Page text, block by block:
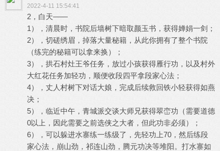
2022-4-11 15:54:41
2，白天——
1），清晨时，书院后墙树下暗取颜玉书，获得婵娟一剑；
2），切磋绣眉，掉落大量秘籍，从此你拥有了整个书院
（练完的秘籍可以拿来换）；
3），拱石村灶王爷任务，放过小孩获得雁行功，以及村外
大红花任务加轻功，顺便收段四平拿段家心法；
4），丈人村树下对话大娘，完成后续救回铁小轻获得如燕
决；
5），临近中午，青城派交谈大师兄获得翠峦功（需要道德
0以上，因此需要之前选侠之大者，但此功非必须）；
6），可以躲进水寨练一练级了，先轻功上70，然后练段
家心法，崩山劲，祁连山劲，腾元功决等堆阳。打水寨如